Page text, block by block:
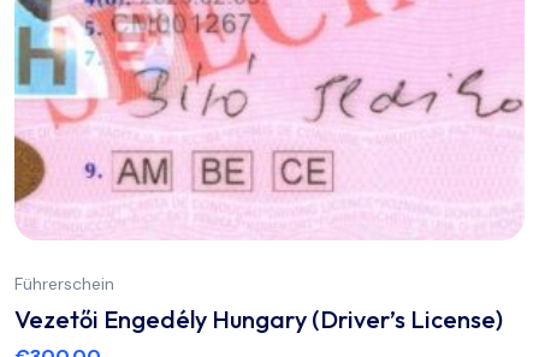
Führerschein
Vezetői Engedély Hungary (Driver’s License)